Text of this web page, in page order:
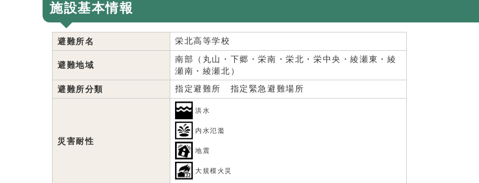
施設基本情報
避難所名 栄北高等学校
避難地域
南部（丸山・下郷・栄南・栄北・栄中央・綾瀬東・綾
瀬南・綾瀬北）
避難所分類 指定避難所 指定緊急避難場所
災害耐性
洪水
内水氾濫
地震
大規模火災